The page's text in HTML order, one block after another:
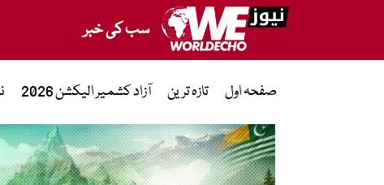
سب کی خبر
صفحہ اول تازہ ترین آزاد کشمیر الیکشن 2026